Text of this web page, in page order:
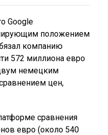
Google
положением
компанию
572 миллиона евро
немецким
цен,
сравнения
евро (около 540